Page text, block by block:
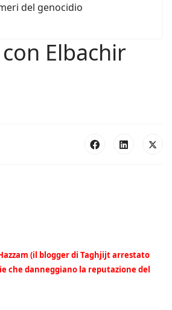
del genocidio
Elbachir
(il blogger di Taghjijt arrestato
che danneggiano la reputazione del